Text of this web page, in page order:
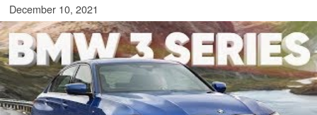
December 10, 2021